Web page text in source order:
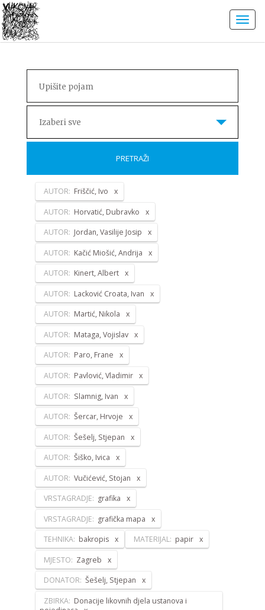
Izaberi sve
PRETRAŽI
AUTOR: Friščić, Ivo
AUTOR: Horvatić, Dubravko
AUTOR: Jordan, Vasilije Josip
AUTOR: Kačić Miošić, Andrija
AUTOR: Kinert, Albert
AUTOR: Lacković Croata, Ivan
AUTOR: Martić, Nikola
AUTOR: Mataga, Vojislav
AUTOR: Paro, Frane
AUTOR: Pavlović, Vladimir
AUTOR: Slamnig, Ivan
AUTOR: Šercar, Hrvoje
AUTOR: Šešelj, Stjepan
AUTOR: Šiško, Ivica
AUTOR: Vučićević, Stojan
VRSTAGRADJE: grafika
VRSTAGRADJE: grafička mapa
TEHNIKA: bakropis MATERIJAL: papir
MJESTO: Zagreb
DONATOR: Šešelj, Stjepan
ZBIRKA: Donacije likovnih djela ustanova i